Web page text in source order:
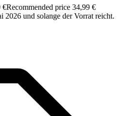
€Recommended price 34,99 €
2026 und solange der Vorrat reicht.